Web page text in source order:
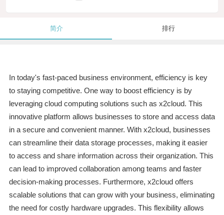
简介 排行
In today's fast-paced business environment, efficiency is key
to staying competitive. One way to boost efficiency is by
leveraging cloud computing solutions such as x2cloud. This
innovative platform allows businesses to store and access data
in a secure and convenient manner. With x2cloud, businesses
can streamline their data storage processes, making it easier
to access and share information across their organization. This
can lead to improved collaboration among teams and faster
decision-making processes. Furthermore, x2cloud offers
scalable solutions that can grow with your business, eliminating
the need for costly hardware upgrades. This flexibility allows